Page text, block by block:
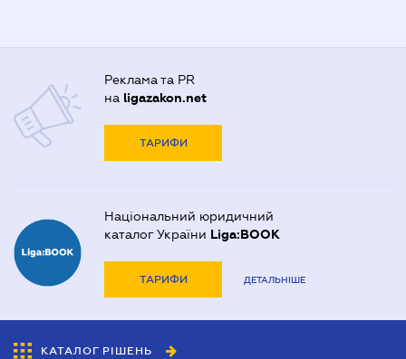
Реклама та PR
на ligazakon.net
ТАРИФИ
Національний юридичний
каталог України Liga:BOOK
ТАРИФИ ДЕТАЛЬНІШЕ
КАТАЛОГ РІШЕНЬ